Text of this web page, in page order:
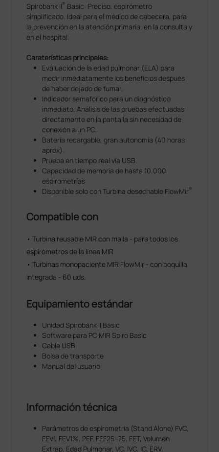
Spirobank II® Basic: Preciso, espirómetro
simplificado. Ideal para el médico de cabecera, para
la prevención en la atención primaria, en la consulta y
en el hospital.
Caraterísticas principales:
Evaluación de la edad pulmonar (ELA) para
medir inmediatamente los beneficios después
de haber dejado de fumar.
Indicador semafórico para un diagnóstico
inmediato. Análisis de las pruebas efectuadas
directamente en la pantalla sin necesidad de
conexión a un PC.
Batería recargable, gran autonomía (40 horas
aprox).
Prueba en tiempo real vía USB
Capacidad de memoria de hasta 10.000
espirometrías
Disponible solo con Turbina desechable FlowMir®
Compatible con
• Turbina reusable MIR con malla - para todos los
espirómetros de la línea MIR
• Turbinas monopaciente MIR FlowMir - con boquilla
integrada - 60 uds.
Equipamiento estándar
Unidad Spirobank II Basic
Software para PC MIR Spiro Basic
Cable USB
Bolsa de transporte
Manual del usuario
Información técnica
Parámetros de espirometria (Stand Alone) FVC,
FEV1, FEV1%, PEF, FEF25–75, FET, Volumen
Extrap, Edad Pulmonar, VC, IVC, IC, ERV.